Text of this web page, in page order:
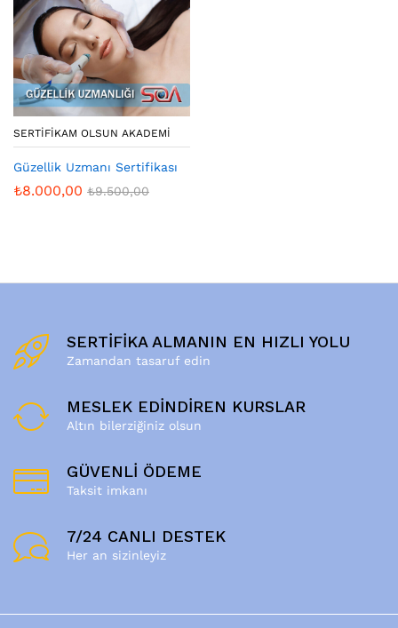
SERTIFIKAM OLSUN AKADEMI
Güzellik Uzmanı Sertifikası
₺8.000,00 ₺9.500,00
SERTİFİKA ALMANIN EN HIZLI YOLU
Zamandan tasaruf edin
MESLEK EDİNDİREN KURSLAR
Altın bilerziğiniz olsun
GÜVENLİ ÖDEME
Taksit imkanı
7/24 CANLI DESTEK
Her an sizinleyiz